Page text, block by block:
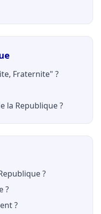
Fraternite" ?
la Republique ?
?
?
?